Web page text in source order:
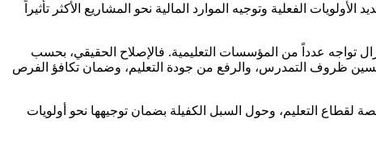
الفعلية وتوجيه الموارد المالية نحو المشاريع الأكثر تأثيراً
تواجه عدداً من المؤسسات التعليمية. فالإصلاح الحقيقي، بحسب
تحسين ظروف التمدرس، والرفع من جودة التعليم، وضمان تكافؤ الفرص
لقطاع التعليم، وحول السبل الكفيلة بضمان توجيهها نحو أولويات